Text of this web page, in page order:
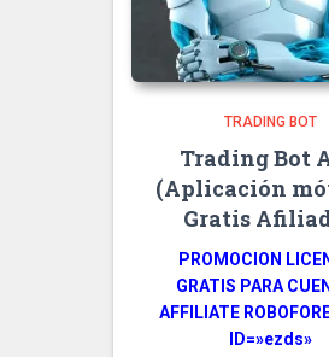
TRADING BOT
Trading Bot
(Aplicación
Gratis
PROMOCION
GRATIS PARA
AFFILIATE
ID=»ezds»